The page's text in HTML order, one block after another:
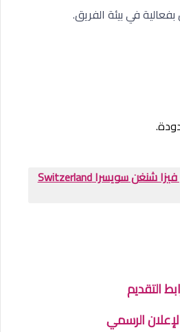
في بيئة الفريق.
الحصول علي فيزا شنغن سويسرا Switzerland
التقديم
الرسمي